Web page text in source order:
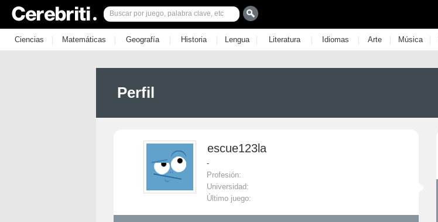
Ciencias | Matemáticas | Geografía | Historia | Lengua | Literatura | Idiomas | Arte | Música |
Perfil
escue123la
-
Profesión:
Universidad:
Último juego: